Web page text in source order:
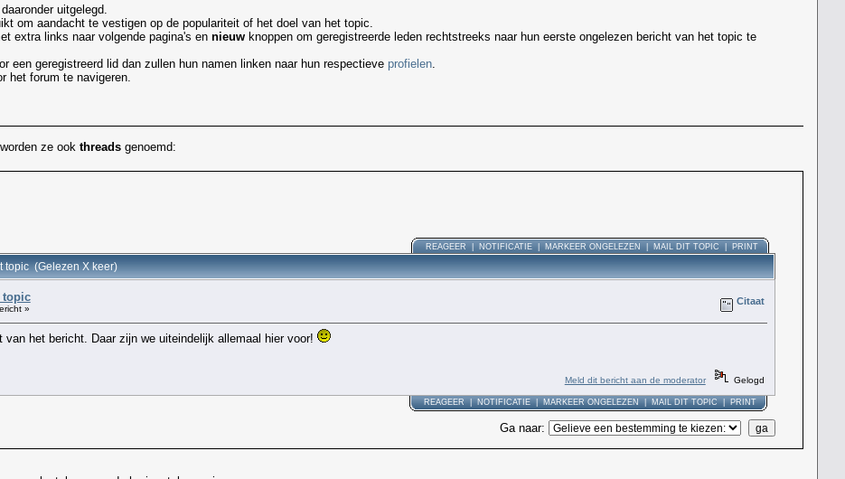
uitgelegd.
om aandacht te vestigen op de populariteit of het doel van het topic.
extra links naar volgende pagina's en nieuwknoppen om geregistreerde leden rechtstreeks naar hun eerste ongelezen bericht van het topic te
een geregistreerd lid dan zullen hun namen linken naar hun respectieve profielen.
het forum te navigeren.
ze ook threadsgenoemd:
REAGEER NOTIFICATIE| MARKEER ONGELEZEN MAIL DIT TOPIC PRINT
topic (Gelezen X keer)
topic
»
Citaat
van het bericht. Daar zijn we uiteindelijk allemaal hier voor!
Meld dit bericht aan de moderator Gelogd
REAGEER|NOTIFICATIE|MARKEER ONGELEZEN|MAIL DIT TOPIC|PRINT
Ga naar: